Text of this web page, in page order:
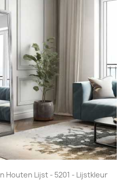
Houten Lijst - 5201 - Lijstkleur